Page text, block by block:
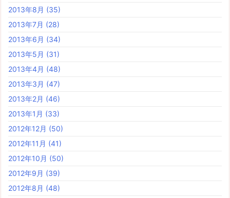
2013年8月 (35)
2013年7月 (28)
2013年6月 (34)
2013年5月 (31)
2013年4月 (48)
2013年3月 (47)
2013年2月 (46)
2013年1月 (33)
2012年12月 (50)
2012年11月 (41)
2012年10月 (50)
2012年9月 (39)
2012年8月 (48)